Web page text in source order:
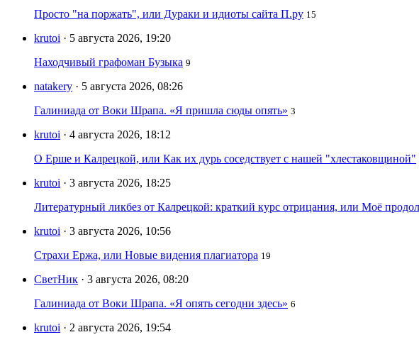
Просто "на поржать", или Дураки и идиоты сайта П.ру 15
krutoi · 5 августа 2026, 19:20
Находчивый графоман Бузыка 9
natakery · 5 августа 2026, 08:26
Галиниада от Воки Шрапа. «Я пришла сюды опять» 3
krutoi · 4 августа 2026, 18:12
О Ерше и Калрецкой, или Как их дурь соседствует с нашей "хлестаковщиной"
krutoi · 3 августа 2026, 18:25
Литературный ликбез от Калрецкой: краткий курс отрицания, или Моё
krutoi · 3 августа 2026, 10:56
Страхи Ержа, или Новые видения плагиатора 19
СветНик · 3 августа 2026, 08:20
Галиниада от Воки Шрапа. «Я опять сегодни здесь» 6
krutoi · 2 августа 2026, 19:54